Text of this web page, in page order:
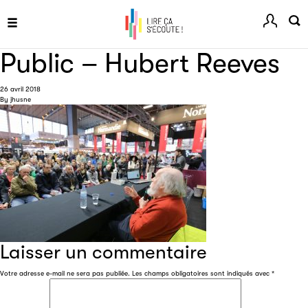
Public – Hubert Reeves
26 avril 2018
By jhusne
Laisser un commentaire
Votre adresse e-mail ne sera pas publiée. Les champs obligatoires sont indiqués avec *
Clic.EDIt
Clic.EDIt, pour faciliter les échanges informatisés entre
tous les acteurs de la filière de la fabrication de livres.
Les petits champions de la lecture